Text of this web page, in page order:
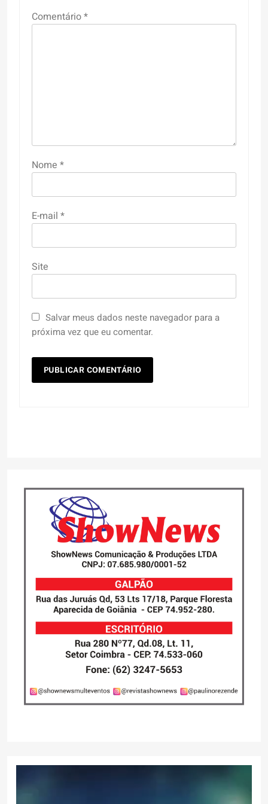
Comentário*
Nome *
E-mail *
Site
Salvar meus dados neste navegador para a
próxima vez que eu comentar.